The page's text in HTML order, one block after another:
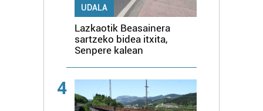
UDALA
Lazkaotik Beasainera
sartzeko bidea itxita,
Senpere kalean
4